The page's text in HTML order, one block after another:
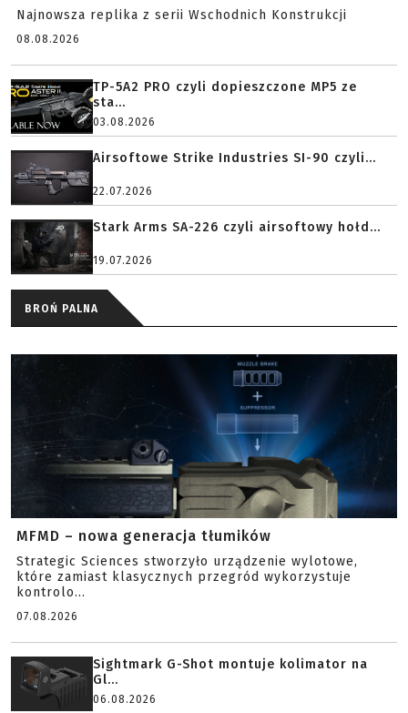
Najnowsza replika z serii Wschodnich Konstrukcji
08.08.2026
TP-5A2 PRO czyli dopieszczone MP5 ze
sta...
03.08.2026
Airsoftowe Strike Industries SI-90 czyli...
22.07.2026
Stark Arms SA-226 czyli airsoftowy hołd...
19.07.2026
BROŃ PALNA
MFMD – nowa generacja tłumików
Strategic Sciences stworzyło urządzenie wylotowe,
które zamiast klasycznych przegród wykorzystuje
kontrolo...
07.08.2026
Sightmark G-Shot montuje kolimator na
Gl...
06.08.2026